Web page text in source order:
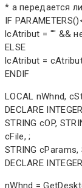
* а передается
IF
lcAtribut = "" &&
ELSE
lcAtribut =
ENDIF
LOCAL nWhnd,
DECLARE
STRING cOP,
cFile, ;
STRING cParams,
DECLARE
nWhnd =